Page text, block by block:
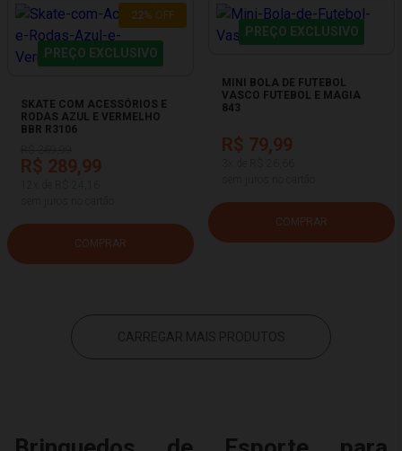
22% OFF
PREÇO EXCLUSIVO
SKATE COM ACESSÓRIOS E
RODAS AZUL E VERMELHO
BBR R3106
R$ 289,99
COMPRAR
PREÇO EXCLUSIVO
MINI BOLA DE FUTEBOL
VASCO FUTEBOL E MAGIA
843
R$ 79,99
COMPRAR